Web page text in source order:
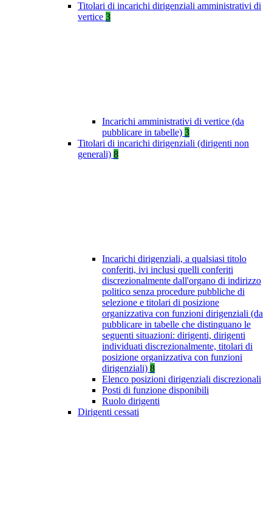
Titolari di incarichi dirigenziali amministrativi di
vertice 3
Incarichi amministrativi di vertice (da
pubblicare in tabelle) 3
Titolari di incarichi dirigenziali (dirigenti non
generali) 8
Incarichi dirigenziali, a qualsiasi titolo
conferiti, ivi inclusi quelli conferiti
discrezionalmente dall'organo di indirizzo
politico senza procedure pubbliche di
selezione e titolari di posizione
organizzativa con funzioni dirigenziali (da
pubblicare in tabelle che distinguano le
seguenti situazioni: dirigenti, dirigenti
individuati discrezionalmente, titolari di
posizione organizzativa con funzioni
dirigenziali) 8
Elenco posizioni dirigenziali discrezionali
Posti di funzione disponibili
Ruolo dirigenti
Dirigenti cessati